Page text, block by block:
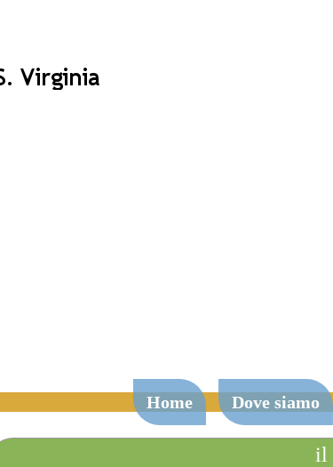
Home Dove siamo
il